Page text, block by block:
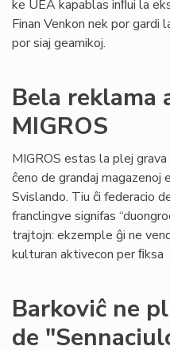
ke UEA kapablas inﬂui la
Finan Venkon nek por gardi
por siaj geamikoj.
Bela reklama
MIGROS
MIGROS estas la plej grava
ĉeno de grandaj magazenoj
Svislando. Tiu ĉi federacio
franclingve signifas
trajtojn: ekzemple ĝi ne
kulturan aktivecon per
Barkoviĉ ne
de